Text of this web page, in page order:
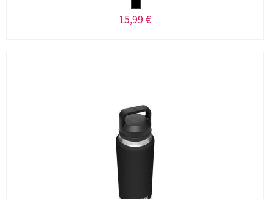
15,99 €